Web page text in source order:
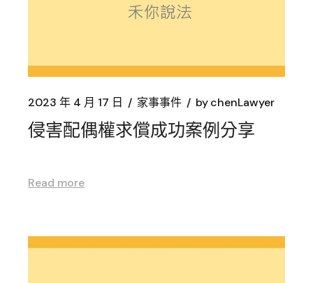
2023 年 4 月 17 日 家事事件 bychenLawyer
侵害配偶權求償成功案例分享
Read more